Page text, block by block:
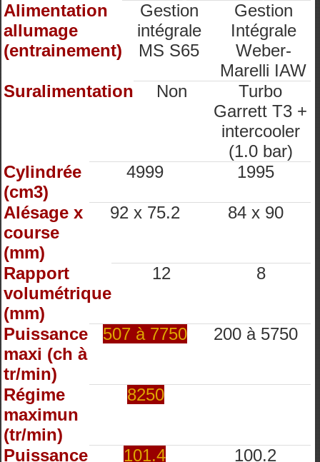
Alimentation
allumage
(entrainement)
Gestion
intégrale
MS S65
Gestion
Intégrale
Weber-
Marelli IAW
Suralimentation
Non
Turbo
Garrett T3 +
intercooler
(1.0 bar)
Cylindrée
(cm3)
4999 1995
Alésage x
course
(mm)
92 x 75.2 84 x 90
Rapport
volumétrique
(mm)
12 8
Puissance
maxi (ch à
tr/min)
507 à 7750 200 à 5750
Régime
maximun
(tr/min)
8250
Puissance 101.4 100.2